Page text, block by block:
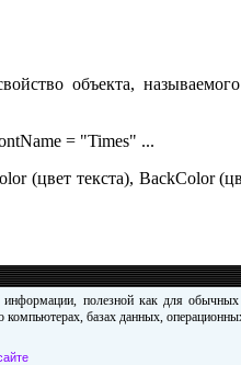
объекта,
= "Times" ...
(цвет текста), BackColor
полезной как для
базах данных,